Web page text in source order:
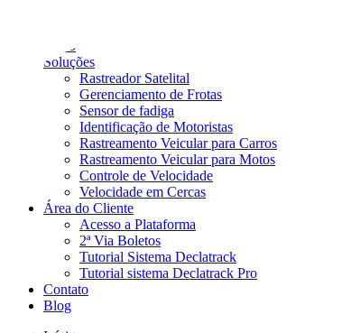
conteúdo
Início
Soluções
Rastreador Satelital
Gerenciamento de Frotas
Sensor de fadiga
Identificação de Motoristas
Rastreamento Veicular para Carros
Rastreamento Veicular para Motos
Controle de Velocidade
Velocidade em Cercas
Área do Cliente
Acesso a Plataforma
2ª Via Boletos
Tutorial Sistema Declatrack
Tutorial sistema Declatrack Pro
Contato
Blog